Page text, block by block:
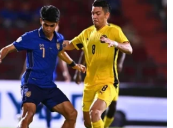
thủ tục nhập cảnh vào Việt Nam. (Ảnh
minh họa: TTXVN)
Nam vừa có văn bản gửi
về hướng dẫn việc triển